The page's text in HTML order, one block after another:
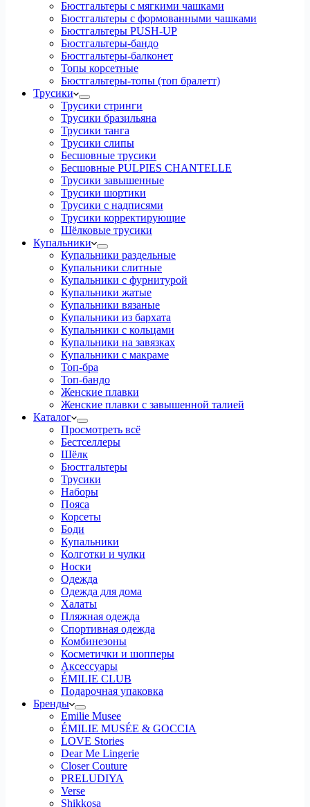
Бюстгальтеры с мягкими чашками
Бюстгальтеры с формованными чашками
Бюстгальтеры PUSH-UP
Бюстгальтеры-бандо
Бюстгальтеры-балконет
Топы корсетные
Бюстгальтеры-топы (топ бралетт)
Трусики
Трусики стринги
Трусики бразильяна
Трусики танга
Трусики слипы
Бесшовные трусики
Бесшовные PULPIES CHANTELLE
Трусики завышенные
Трусики шортики
Трусики с надписями
Трусики корректирующие
Шёлковые трусики
Купальники
Купальники раздельные
Купальники слитные
Купальники с фурнитурой
Купальники жатые
Купальники вязаные
Купальники из бархата
Купальники с кольцами
Купальники на завязках
Купальники с макраме
Топ-бра
Топ-бандо
Женские плавки
Женские плавки с завышенной талией
Каталог
Просмотреть всё
Бестселлеры
Шёлк
Бюстгальтеры
Трусики
Наборы
Пояса
Корсеты
Боди
Купальники
Колготки и чулки
Носки
Одежда
Одежда для дома
Халаты
Пляжная одежда
Спортивная одежда
Комбинезоны
Косметички и шопперы
Аксессуары
ÉMILIE CLUB
Подарочная упаковка
Бренды
Emilie Musee
ÉMILIE MUSÉE & GOCCIA
LOVE Stories
Dear Me Lingerie
Closer Couture
PRELUDIYA
Verse
Shikkosa